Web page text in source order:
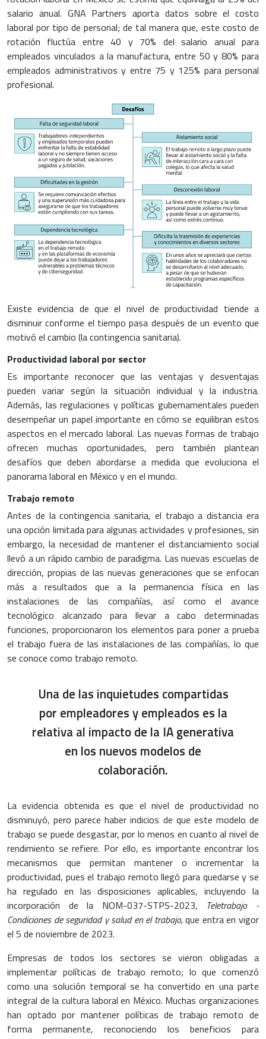
salario anual. GNA Partners aporta datos sobre el costo
laboral por tipo de personal; de tal manera que, este costo de
rotación fluctúa entre 40 y 70% del salario anual para
empleados vinculados a la manufactura, entre 50 y 80% para
empleados administrativos y entre 75 y 125% para personal
profesional.
Existe evidencia de que el nivel de productividad tiende a
disminuir conforme el tiempo pasa después de un evento que
motivó el cambio (la contingencia sanitaria).
Productividad laboral por sector
Es importante reconocer que las ventajas y desventajas
pueden variar según la situación individual y la industria.
Además, las regulaciones y políticas gubernamentales pueden
desempeñar un papel importante en cómo se equilibran estos
aspectos en el mercado laboral. Las nuevas formas de trabajo
ofrecen muchas oportunidades, pero también plantean
desafíos que deben abordarse a medida que evoluciona el
panorama laboral en México y en el mundo.
Trabajo remoto
Antes de la contingencia sanitaria, el trabajo a distancia era
una opción limitada para algunas actividades y profesiones, sin
embargo, la necesidad de mantener el distanciamiento social
llevó a un rápido cambio de paradigma. Las nuevas escuelas de
dirección, propias de las nuevas generaciones que se enfocan
más a resultados que a la permanencia física en las
instalaciones de las compañías, así como el avance
tecnológico alcanzado para llevar a cabo determinadas
funciones, proporcionaron los elementos para poner a prueba
el trabajo fuera de las instalaciones de las compañías, lo que
se conoce como trabajo remoto.
Una de las inquietudes compartidas
por empleadores y empleados es la
relativa al impacto de la IA generativa
en los nuevos modelos de
colaboración.
La evidencia obtenida es que el nivel de productividad no
disminuyó, pero parece haber indicios de que este modelo de
trabajo se puede desgastar, por lo menos en cuanto al nivel de
rendimiento se refiere. Por ello, es importante encontrar los
mecanismos que permitan mantener o incrementar la
productividad, pues el trabajo remoto llegó para quedarse y se
ha regulado en las disposiciones aplicables, incluyendo la
incorporación de la NOM-037-STPS-2023, Teletrabajo -
Condiciones de seguridad y salud en el trabajo,que entra en vigor
el 5 de noviembre de 2023.
Empresas de todos los sectores se vieron obligadas a
implementar políticas de trabajo remoto; lo que comenzó
como una solución temporal se ha convertido en una parte
integral de la cultura laboral en México. Muchas organizaciones
han optado por mantener políticas de trabajo remoto de
forma permanente, reconociendo los beneficios para